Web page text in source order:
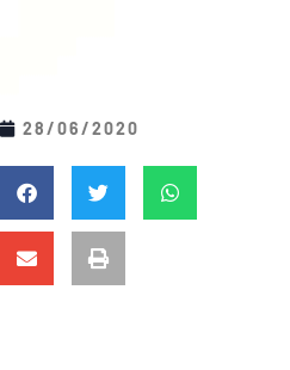
28/06/2020